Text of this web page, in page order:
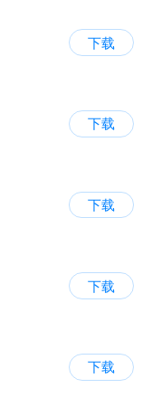
下载
下载
下载
下载
下载